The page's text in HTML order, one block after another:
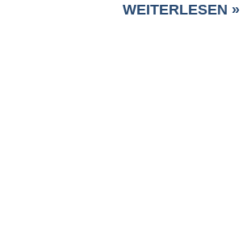
WEITERLESEN »